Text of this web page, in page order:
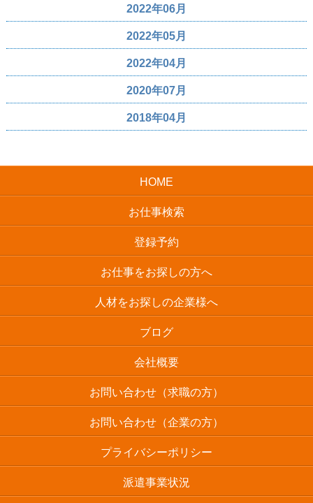
2022年06月
2022年05月
2022年04月
2020年07月
2018年04月
HOME
お仕事検索
登録予約
お仕事をお探しの方へ
人材をお探しの企業様へ
ブログ
会社概要
お問い合わせ（求職の方）
お問い合わせ（企業の方）
プライバシーポリシー
派遣事業状況